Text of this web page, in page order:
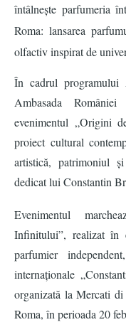
întâlnește parfumeria
Roma: lansarea
olfactiv inspirat de
În cadrul programului
Ambasada Rom
evenimentul „Origini
proiect cultural
artistică, patrimoniul
dedicat lui Constantin
Evenimentul
Infinitului”, realizat
parfumier
internaționale
organizată la Mercati
Roma, în perioada 20